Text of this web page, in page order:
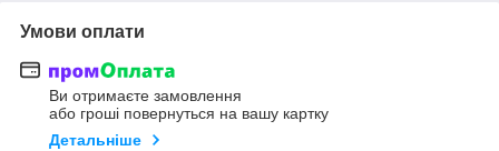
Умови оплати
Ви отримаєте замовлення
або гроші повернуться на вашу картку
Детальніше